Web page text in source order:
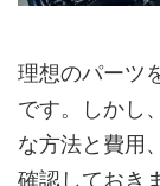
理想のパーツ
です。しかし
な方法と費用
確認しておき